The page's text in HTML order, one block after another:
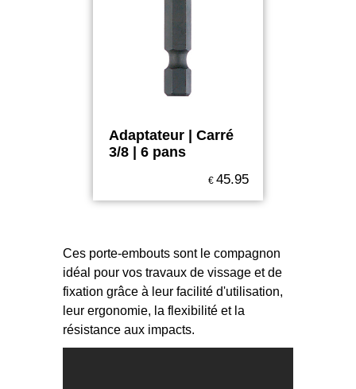
Adaptateur | Carré
3/8 | 6 pans
€ 45.95
Ces porte-embouts sont le compagnon
idéal pour vos travaux de vissage et de
fixation grâce à leur facilité d'utilisation,
leur ergonomie, la flexibilité et la
résistance aux impacts.